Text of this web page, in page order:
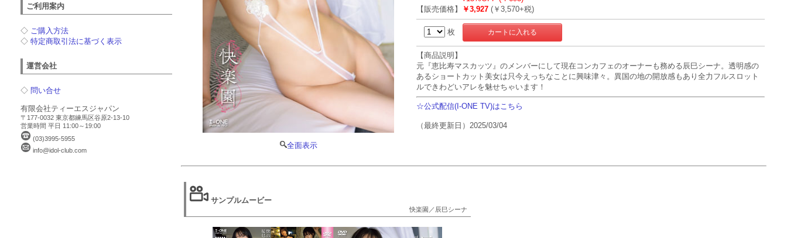
ご利用案内
◇ ご購入方法
◇ 特定商取引法に基づく表示
運営会社
◇ 問い合せ
有限会社ティーエスジャパン
〒177-0032 東京都練馬区谷原2-13-10
営業時間 平日 11:00～19:00
(03)3995-5955
info@idol-club.com
全面表示
【販売価格】
￥3,927 (￥3,570+税)
枚
【商品説明】
元『恵比寿マスカッツ』のメンバーにして現在コンカフェのオーナーも務める辰巳シーナ。透明感の
あるショートカット美女は只今えっちなことに興味津々。異国の地の開放感もあり全力フルスロット
ルできわどいアレを魅せちゃいます！
☆公式配信(I-ONE TV)はこちら
（最終更新日）2025/03/04
サンプルムービー
快楽園／辰巳シーナ